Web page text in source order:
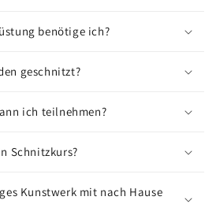
benötige ich?
geschnitzt?
ich teilnehmen?
Schnitzkurs?
Kunstwerk mit nach Hause